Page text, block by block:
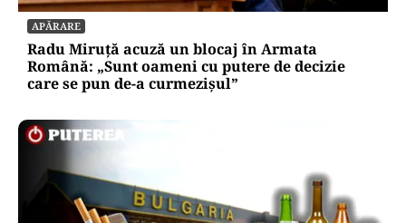
APĂRARE
Radu Miruță acuză un blocaj în Armata
Română: „Sunt oameni cu putere de decizie
care se pun de-a curmezișul”